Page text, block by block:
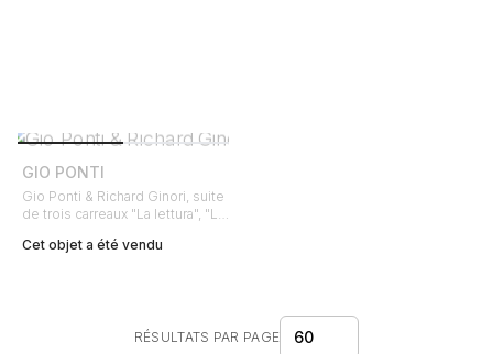
GIO PONTI
Gio Ponti & Richard Ginori, suite
de trois carreaux "La lettura", "La
céramique peint, estampille de
Cet objet a été vendu
RÉSULTATS PAR PAGE 60